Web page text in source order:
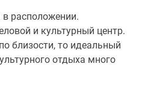
в расположении.
и культурный центр.
близости, то идеальный
отдыха много